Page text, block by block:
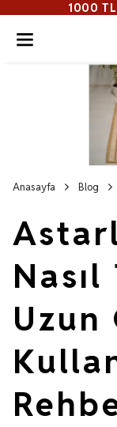
1000 TL
Anasayfa Blog
Uzun